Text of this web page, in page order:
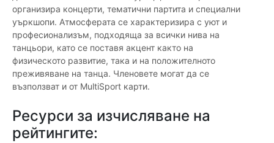
организира концерти, тематични партита и специални
уъркшопи. Атмосферата се характеризира с уют и
професионализъм, подходяща за всички нива на
танцьори, като се поставя акцент както на
физическото развитие, така и на положителното
преживяване на танца. Членовете могат да се
възползват и от MultiSport карти.
Ресурси за изчисляване на
рейтингите: